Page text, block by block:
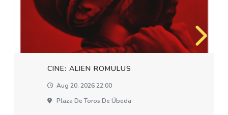
CINE: ALIEN ROMULUS
Aug 20, 2026 22:00
Plaza De Toros De Úbeda